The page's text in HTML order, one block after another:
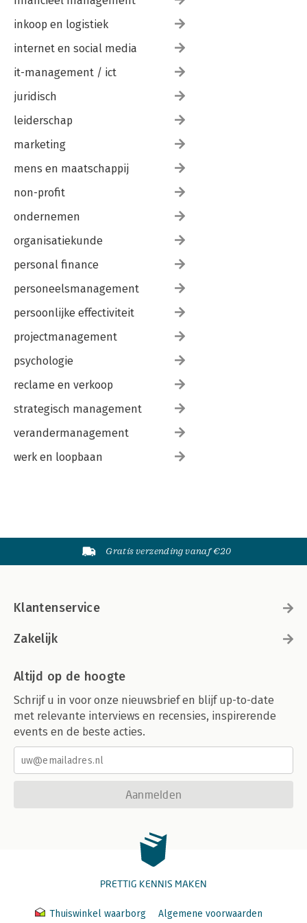
inkoop en logistiek
internet en social media
it-management / ict
juridisch
leiderschap
marketing
mens en maatschappij
non-profit
ondernemen
organisatiekunde
personal finance
personeelsmanagement
persoonlijke effectiviteit
projectmanagement
psychologie
reclame en verkoop
strategisch management
verandermanagement
werk en loopbaan
Gratis verzending vanaf €20
Klantenservice
Zakelijk
Altijd op de hoogte
Schrijf u in voor onze nieuwsbrief en blijf up-to-date
met relevante interviews en recensies, inspirerende
events en de beste acties.
Aanmelden
PRETTIG KENNIS MAKEN
Thuiswinkel waarborg Algemene voorwaarden